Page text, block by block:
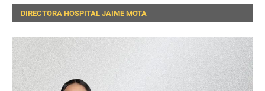
DIRECTORA HOSPITAL JAIME MOTA